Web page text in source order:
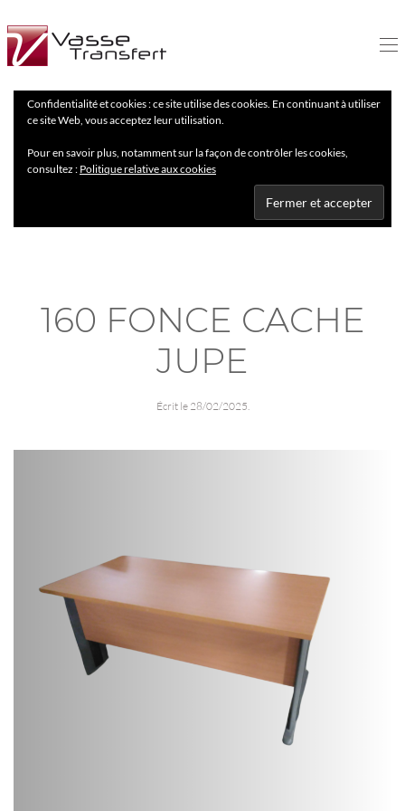
Confidentialité et cookies : ce site utilise des cookies. En continuant à utiliser
ce site Web, vous acceptez leur utilisation.
Pour en savoir plus, notamment sur la façon de contrôler les cookies,
consultez : Politique relative aux cookies
160 FONCE CACHE
JUPE
Écrit le 28/02/2025.